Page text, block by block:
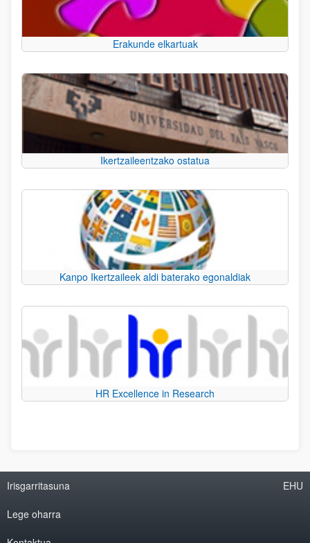
Erakunde elkartuak
Ikertzaileentzako ostatua
Kanpo Ikertzaileek aldi baterako egonaldiak
HR Excellence in Research
Irisgarritasuna
Lege oharra
EHU